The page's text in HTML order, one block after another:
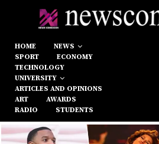
HOME
NEWS
SPORT
ECONOMY
TECHNOLOGY
UNIVERSITY
ARTICLES AND OPINIONS
ART
AWARDS
RADIO
STUDENTS